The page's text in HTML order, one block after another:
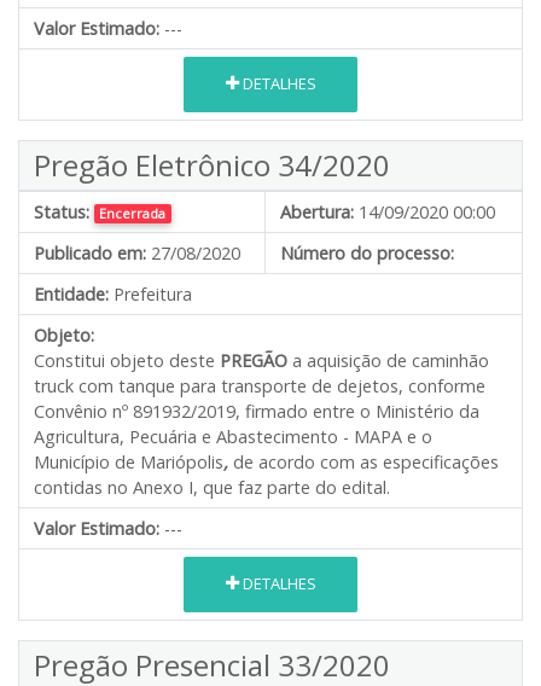
Valor Estimado: ---
DETALHES
Pregão Eletrônico 34/2020
Status: Encerrada Abertura: 14/09/2020 00:00
Publicado em: 27/08/2020
Número do processo:
Entidade: Prefeitura
Objeto:
Constitui objeto deste PREGÃO a aquisição de caminhão
truck com tanque para transporte de dejetos, conforme
Convênio nº 891932/2019, firmado entre o Ministério da
Agricultura, Pecuária e Abastecimento - MAPA e o
Município de Mariópolis, de acordo com as especificações
contidas no Anexo I, que faz parte do edital.
Valor Estimado: ---
DETALHES
Pregão Presencial 33/2020